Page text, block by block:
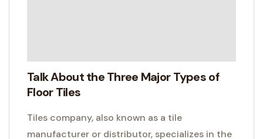
Talk About the Three Major Types of
Floor Tiles
Tiles company, also known as a tile
manufacturer or distributor, specializes in the